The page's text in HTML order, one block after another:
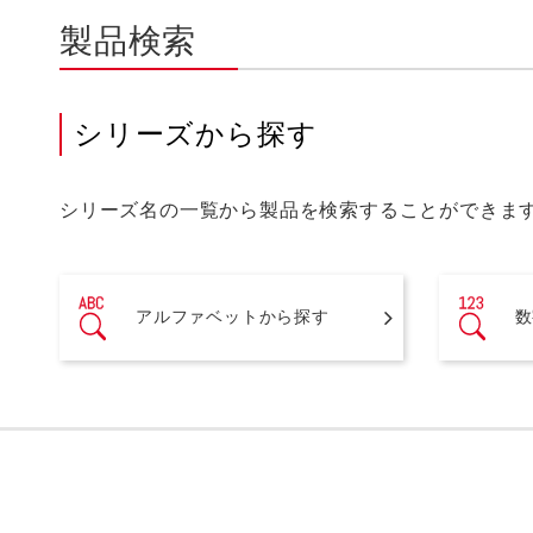
製品検索
シリーズから探す
シリーズ名の一覧から製品を検索することができます
アルファベットから探す